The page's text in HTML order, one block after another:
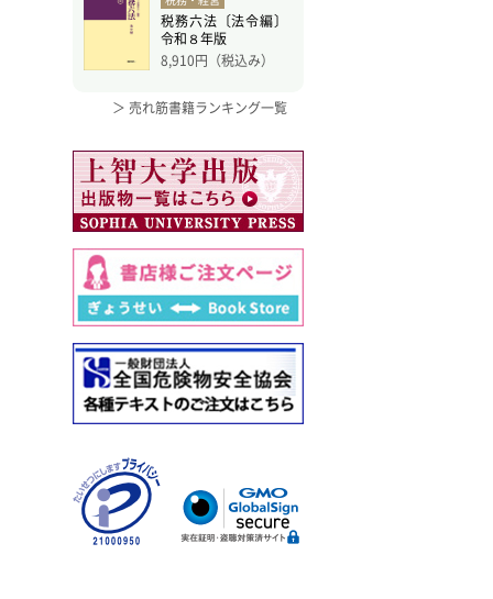
税務六法〔法令編〕
令和８年版
8,910円（税込み）
＞ 売れ筋書籍ランキング一覧